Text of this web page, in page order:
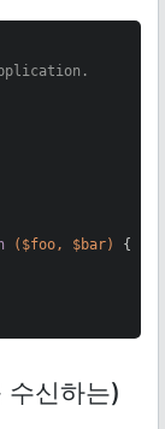
($foo, $bar)
{
수신하는)